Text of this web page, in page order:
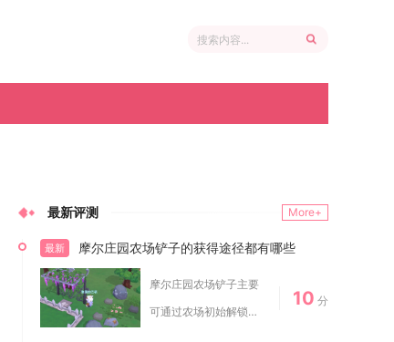
最新评测 More+
最新 摩尔庄园农场铲子的获得途径都有哪些
摩尔庄园农场铲子主要
可通过农场初始解锁、
10 分